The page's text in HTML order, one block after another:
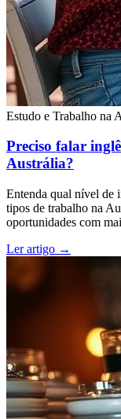
Estudo e Trabalho na
Preciso falar
Austrália?
Entenda qual nível de
tipos de trabalho na
oportunidades com
Ler artigo →